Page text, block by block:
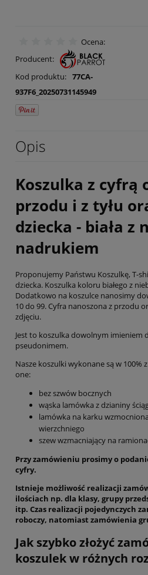
Ocena:
Producent:
Kod produktu: 77CA-
937F6_20250731145949
Opis
Koszulka z cyfrą
przodu i z tyłu
dziecka - biała z
nadrukiem
Proponujemy Państwu Koszulkę, T-
dziecka. Koszulka koloru białego z
Dodatkowo na koszulce nanosimy
10 do 99. Cyfra nanoszona z przodu
zdjęciu.
Jest to koszulka dowolnym imieniem
pseudonimem.
Nasze koszulki wykonane są w 100%
one:
bez szwów bocznych
wąska lamówka z dzianiny
lamówka na karku
wierzchniego
szew wzmacniający na
Przy zamówieniu prosimy o
cyfry.
Istnieje możliwość realizacji
ilościach np. dla klasy, grupy
itp. Czas realizacji pojedynczych
roboczy, natomiast zamówienia
Jak szybko złożyć
koszulek w różnych